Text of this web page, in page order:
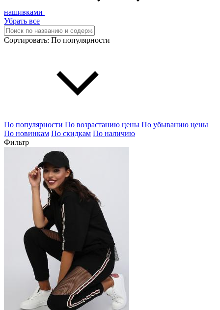
нашивками
Убрать все
Сортировать: По популярности
По популярности По возрастанию цены По убыванию цены
По новинкам По скидкам По наличию
Фильтр